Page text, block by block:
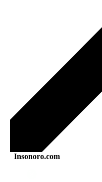
Insonoro.com